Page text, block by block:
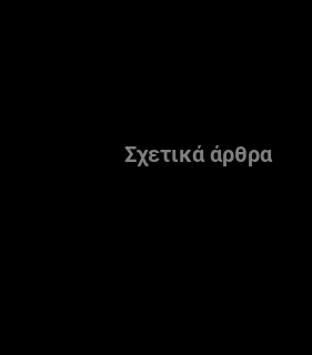
Σχετικά άρθρα